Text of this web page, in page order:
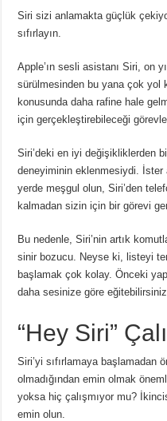
Siri sizi anlamakta güçlük
sıfırlayın.
Apple’ın sesli asistanı Siri, on
sürülmesinden bu yana çok
konusunda daha rafine hale
için gerçekleştirebileceği
Siri’deki en iyi değişikliklerden
deneyiminin eklenmesiydi. İster
yerde meşgul olun, Siri’den
kalmadan sizin için bir görevi
Bu nedenle, Siri’nin artık
sinir bozucu. Neyse ki, listeyi
başlamak çok kolay.Önceki
daha sesinize göre eğitebilirsiniz.
“Hey Siri”
Siri’yi sıfırlamaya başlamadan
olmadığından emin olmak
yoksa hiç çalışmıyor mu?
emin olun.